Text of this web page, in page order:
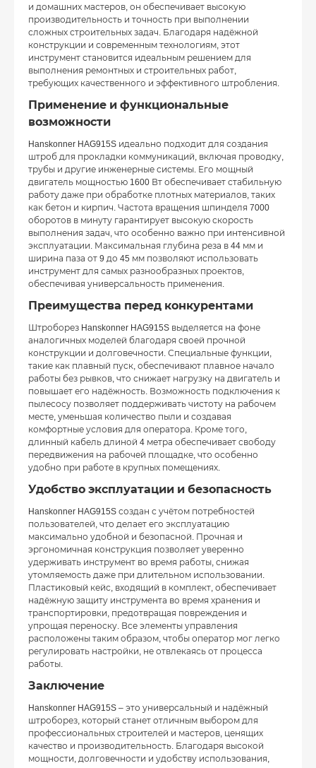
и домашних мастеров, он обеспечивает высокую
производительность и точность при выполнении
сложных строительных задач. Благодаря надёжной
конструкции и современным технологиям, этот
инструмент становится идеальным решением для
выполнения ремонтных и строительных работ,
требующих качественного и эффективного штробления.
Применение и функциональные
возможности
Hanskonner HAG915S идеально подходит для создания
штроб для прокладки коммуникаций, включая проводку,
трубы и другие инженерные системы. Его мощный
двигатель мощностью 1600 Вт обеспечивает стабильную
работу даже при обработке плотных материалов, таких
как бетон и кирпич. Частота вращения шпинделя 7000
оборотов в минуту гарантирует высокую скорость
выполнения задач, что особенно важно при интенсивной
эксплуатации. Максимальная глубина реза в 44 мм и
ширина паза от 9 до 45 мм позволяют использовать
инструмент для самых разнообразных проектов,
обеспечивая универсальность применения.
Преимущества перед конкурентами
Штроборез Hanskonner HAG915S выделяется на фоне
аналогичных моделей благодаря своей прочной
конструкции и долговечности. Специальные функции,
такие как плавный пуск, обеспечивают плавное начало
работы без рывков, что снижает нагрузку на двигатель и
повышает его надёжность. Возможность подключения к
пылесосу позволяет поддерживать чистоту на рабочем
месте, уменьшая количество пыли и создавая
комфортные условия для оператора. Кроме того,
длинный кабель длиной 4 метра обеспечивает свободу
передвижения на рабочей площадке, что особенно
удобно при работе в крупных помещениях.
Удобство эксплуатации и безопасность
Hanskonner HAG915S создан с учётом потребностей
пользователей, что делает его эксплуатацию
максимально удобной и безопасной. Прочная и
эргономичная конструкция позволяет уверенно
удерживать инструмент во время работы, снижая
утомляемость даже при длительном использовании.
Пластиковый кейс, входящий в комплект, обеспечивает
надёжную защиту инструмента во время хранения и
транспортировки, предотвращая повреждения и
упрощая переноску. Все элементы управления
расположены таким образом, чтобы оператор мог легко
регулировать настройки, не отвлекаясь от процесса
работы.
Заключение
Hanskonner HAG915S – это универсальный и надёжный
штроборез, который станет отличным выбором для
профессиональных строителей и мастеров, ценящих
качество и производительность. Благодаря высокой
мощности, долговечности и удобству использования,